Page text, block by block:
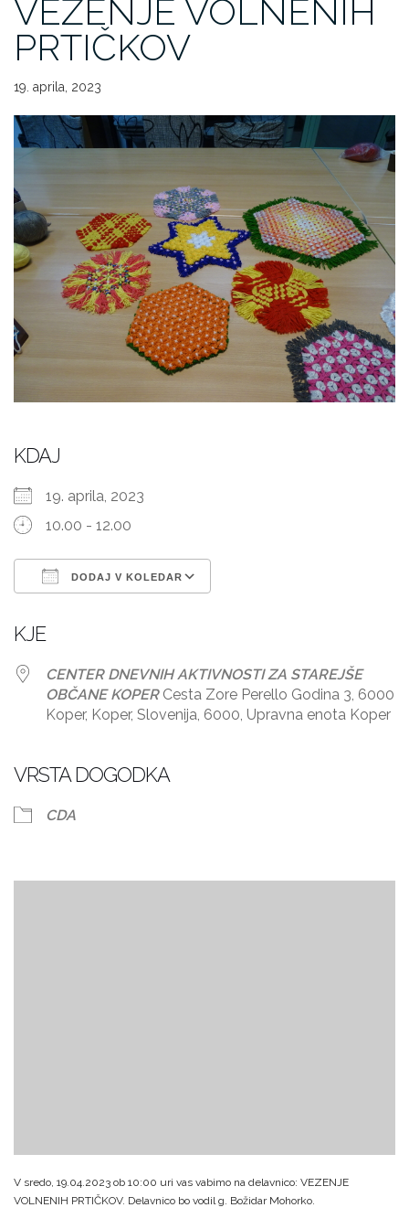
VEZENJE VOLNENIH
PRTIČKOV
19. aprila, 2023
KDAJ
19. aprila, 2023
10.00 - 12.00
DODAJ V KOLEDAR
KJE
CENTER DNEVNIH AKTIVNOSTI ZA STAREJŠE
OBČANE KOPERCesta Zore Perello Godina 3, 6000
Koper, Koper, Slovenija, 6000, Upravna enota Koper
VRSTA DOGODKA
CDA
V sredo, 19.04.2023 ob 10:00 uri vas vabimo na delavnico: VEZENJE
VOLNENIH PRTIČKOV. Delavnico bo vodil g. Božidar Mohorko.